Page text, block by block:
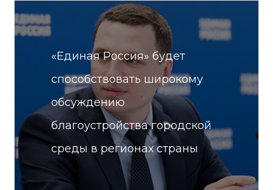
«Единая Россия» будет
способствовать широкому
обсуждению
благоустройства городской
среды в регионах страны